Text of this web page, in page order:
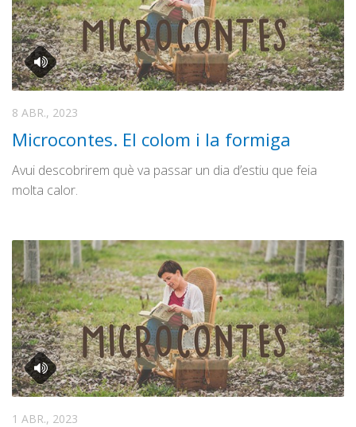
8 ABR., 2023
Microcontes. El colom i la formiga
Avui descobrirem què va passar un dia d’estiu que feia
molta calor.
1 ABR., 2023